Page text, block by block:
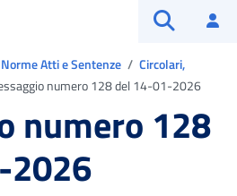
Norme Atti e Sentenze
Circolari,
numero 128 del 14-01-2026
numero 128